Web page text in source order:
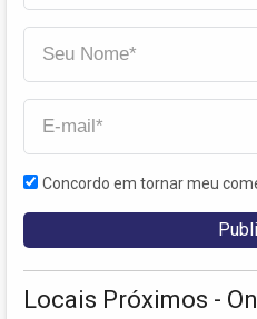
Concordo em tornar meu
Locais Próximos -